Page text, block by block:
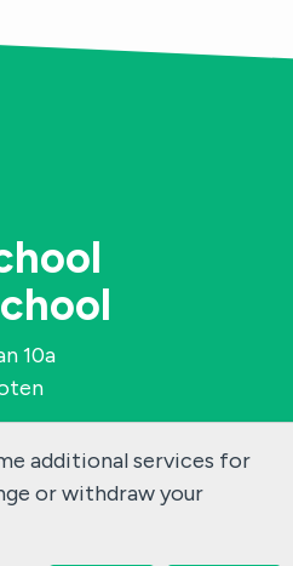
10a
additional services for
or withdraw your